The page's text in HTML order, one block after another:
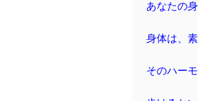
あなたの
身体は、
そのハー